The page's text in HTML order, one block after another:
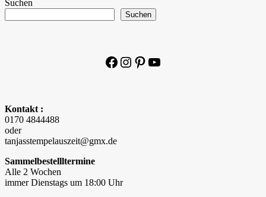
Suchen
Suchen
Facebook
Instagram
Pinterest
YouTube
Kontakt :
0170 4844488
oder
tanjasstempelauszeit@gmx.de
Sammelbestellltermine
Alle 2 Wochen
immer Dienstags um 18:00 Uhr